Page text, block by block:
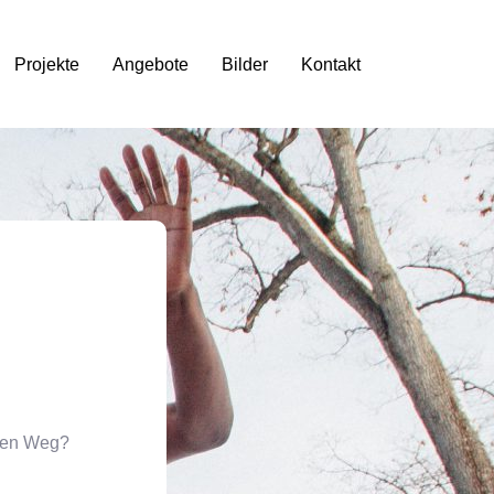
Projekte Angebote Bilder Kontakt
Weg?